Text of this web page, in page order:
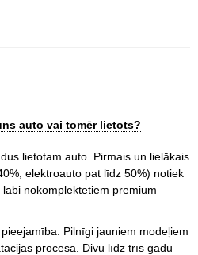
auto vai tomēr lietots?
lietotam auto. Pirmais un lielākais
elektroauto pat līdz 50%) notiek
nokomplektētiem premium
Pilnīgi jauniem modeļiem
procesā. Divu līdz trīs gadu